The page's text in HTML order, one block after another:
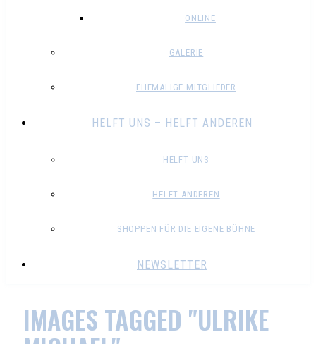
ONLINE
GALERIE
EHEMALIGE MITGLIEDER
HELFT UNS – HELFT ANDEREN
HELFT UNS
HELFT ANDEREN
SHOPPEN FÜR DIE EIGENE BÜHNE
NEWSLETTER
IMAGES TAGGED "ULRIKE